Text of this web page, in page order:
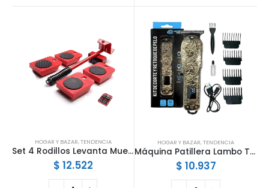
HOGAR Y BAZAR,TENDENCIA
Set 4 Rodillos Levanta Muebles Transportador Portátil Hasta 150 Kg
$ 12.522
HOGAR Y BAZAR,TENDENCIA
Máquina Patillera Lambo Tech Cortapelo Recargable USB Profesional
$ 10.937